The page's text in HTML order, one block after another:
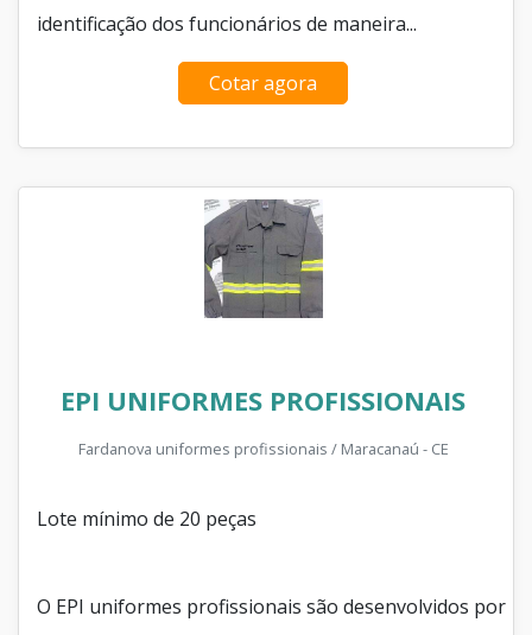
identificação dos funcionários de maneira...
Cotar agora
EPI UNIFORMES PROFISSIONAIS
Fardanova uniformes profissionais / Maracanaú - CE
Lote mínimo de 20 peças
O EPI uniformes profissionais são desenvolvidos por